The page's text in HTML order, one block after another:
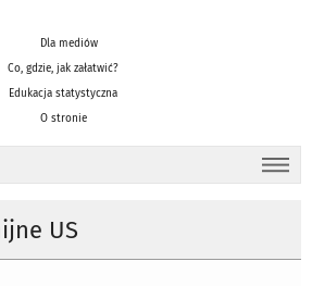
Dla mediów
Co, gdzie, jak załatwić?
Edukacja statystyczna
O stronie
US